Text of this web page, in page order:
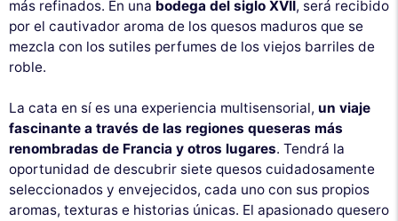
más refinados. En una bodega del siglo XVII, será recibido
por el cautivador aroma de los quesos maduros que se
mezcla con los sutiles perfumes de los viejos barriles de
roble.
La cata en sí es una experiencia multisensorial, un viaje
fascinante a través de las regiones queseras más
renombradas de Francia y otros lugares. Tendrá la
oportunidad de descubrir siete quesos cuidadosamente
seleccionados y envejecidos, cada uno con sus propios
aromas, texturas e historias únicas. El apasionado quesero